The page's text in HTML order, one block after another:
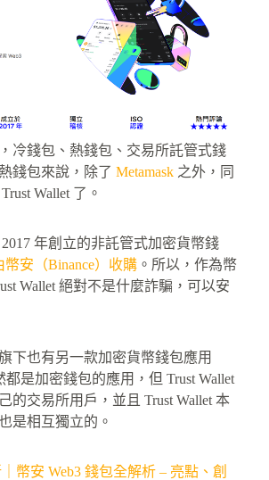
冷錢包、熱錢包、交易所託管式錢
錢包來說，除了 Metamask 之外，同
Wallet 了。
2017 年創立的非託管式加密貨幣錢
幣安（Binance）收購 。所以，作為幣
Wallet 絕對不是什麼詐騙，可以安
下也有另一款加密貨幣錢包應用
都是加密錢包的應用，但 Trust Wallet
的交易所用戶，並且 Trust Wallet 本
是相互獨立的。
幣安 Web3 錢包全解析 – 亮點、創